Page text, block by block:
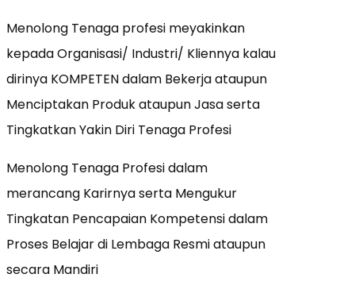
Menolong Tenaga profesi meyakinkan
kepada Organisasi/ Industri/ Kliennya kalau
dirinya KOMPETEN dalam Bekerja ataupun
Menciptakan Produk ataupun Jasa serta
Tingkatkan Yakin Diri Tenaga Profesi
Menolong Tenaga Profesi dalam
merancang Karirnya serta Mengukur
Tingkatan Pencapaian Kompetensi dalam
Proses Belajar di Lembaga Resmi ataupun
secara Mandiri